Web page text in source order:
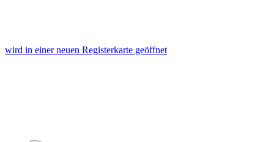
wird in einer neuen Registerkarte geöffnet